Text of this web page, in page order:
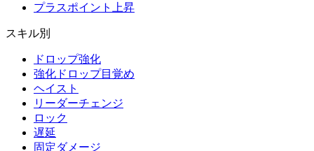
プラスポイント上昇
スキル別
ドロップ強化
強化ドロップ目覚め
ヘイスト
リーダーチェンジ
ロック
遅延
固定ダメージ